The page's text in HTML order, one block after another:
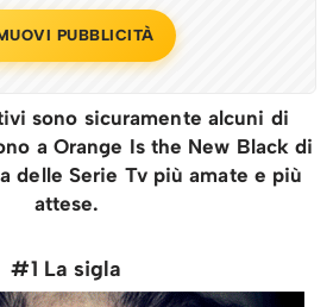
PUBBLICITÀ
sono sicuramente alcuni di
a Orange Is the New Black di
delle Serie Tv più amate e più
attese.
#1 La sigla